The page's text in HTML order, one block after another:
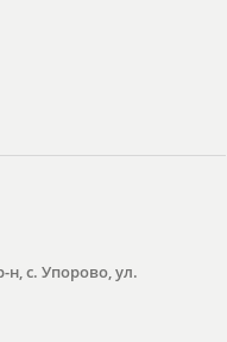
н, с. Упорово, ул.